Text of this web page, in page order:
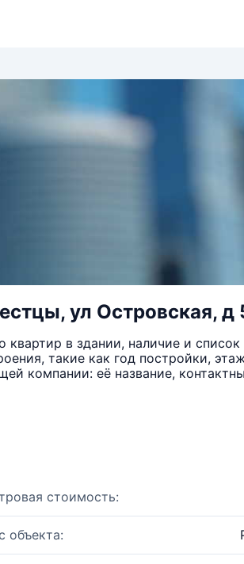
ул Островская, д
в здании, наличие и список
такие как год постройки,
компании: её название,
стоимость:
объекта: